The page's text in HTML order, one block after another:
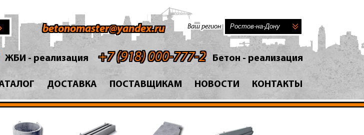
betonomaster@yandex.ru Ваш регион
ЖБИ - реализация +7 (918) 000-777-2 Бетон - реализация
ДОСТАВКА ПОСТАВЩИКАМ НОВОСТИ КОНТАКТЫ